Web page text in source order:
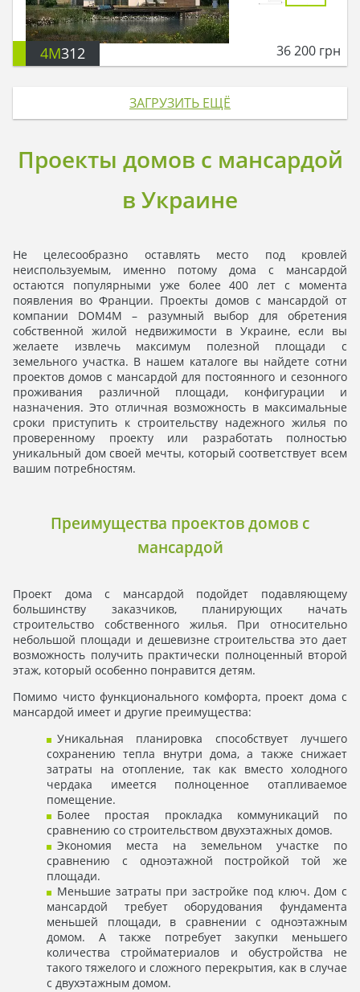
4M312 36 200 грн
ЗАГРУЗИТЬ ЕЩЁ
Проекты домов с мансардой
в Украине
Не целесообразно оставлять место под кровлей
неиспользуемым, именно потому дома с мансардой
остаются популярными уже более 400 лет с момента
появления во Франции. Проекты домов с мансардой от
компании DOM4M – разумный выбор для обретения
собственной жилой недвижимости в Украине, если вы
желаете извлечь максимум полезной площади с
земельного участка. В нашем каталоге вы найдете сотни
проектов домов с мансардой для постоянного и сезонного
проживания различной площади, конфигурации и
назначения. Это отличная возможность в максимальные
сроки приступить к строительству надежного жилья по
проверенному проекту или разработать полностью
уникальный дом своей мечты, который соответствует всем
вашим потребностям.
Преимущества проектов домов с
мансардой
Проект дома с мансардой подойдет подавляющему
большинству заказчиков, планирующих начать
строительство собственного жилья. При относительно
небольшой площади и дешевизне строительства это дает
возможность получить практически полноценный второй
этаж, который особенно понравится детям.
Помимо чисто функционального комфорта, проект дома с
мансардой имеет и другие преимущества:
Уникальная планировка способствует лучшего
сохранению тепла внутри дома, а также снижает
затраты на отопление, так как вместо холодного
чердака имеется полноценное отапливаемое
помещение.
Более простая прокладка коммуникаций по
сравнению со строительством двухэтажных домов.
Экономия места на земельном участке по
сравнению с одноэтажной постройкой той же
площади.
Меньшие затраты при застройке под ключ. Дом с
мансардой требует оборудования фундамента
меньшей площади, в сравнении с одноэтажным
домом. А также потребует закупки меньшего
количества стройматериалов и обустройства не
такого тяжелого и сложного перекрытия, как в случае
с двухэтажным домом.